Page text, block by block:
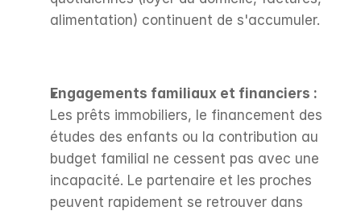
alimentation) continuent de s'accumuler.
Engagements familiaux et financiers :
Les prêts immobiliers, le financement des
études des enfants ou la contribution au
budget familial ne cessent pas avec une
incapacité. Le partenaire et les proches
peuvent rapidement se retrouver dans